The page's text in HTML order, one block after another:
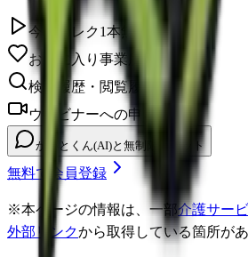
今日のレク1本無料視聴
お気に入り事業所を保存
検索履歴・閲覧履歴の確認
ウェビナーへの申し込み
かいとくん(AI)と無制限チャット
無料で会員登録
※本ページの情報は、一部介護サー
外部リンクから取得している箇所があ